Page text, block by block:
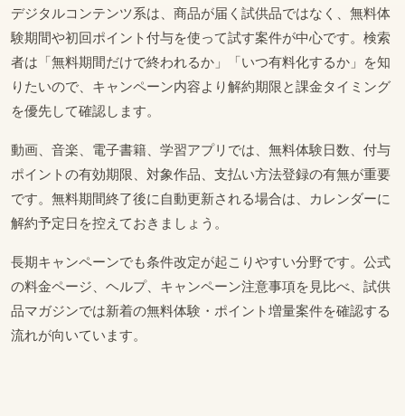
デジタルコンテンツ系は、商品が届く試供品ではなく、無料体
験期間や初回ポイント付与を使って試す案件が中心です。検索
者は「無料期間だけで終われるか」「いつ有料化するか」を知
りたいので、キャンペーン内容より解約期限と課金タイミング
を優先して確認します。
動画、音楽、電子書籍、学習アプリでは、無料体験日数、付与
ポイントの有効期限、対象作品、支払い方法登録の有無が重要
です。無料期間終了後に自動更新される場合は、カレンダーに
解約予定日を控えておきましょう。
長期キャンペーンでも条件改定が起こりやすい分野です。公式
の料金ページ、ヘルプ、キャンペーン注意事項を見比べ、試供
品マガジンでは新着の無料体験・ポイント増量案件を確認する
流れが向いています。